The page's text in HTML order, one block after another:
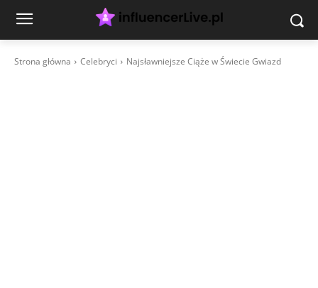
Strona główna Celebryci Najsławniejsze Ciąże w Świecie Gwiazd